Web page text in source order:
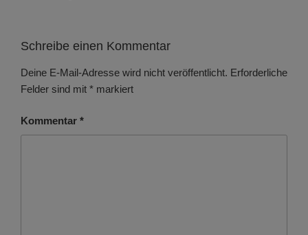
Schreibe einen Kommentar
Deine E-Mail-Adresse wird nicht veröffentlicht. Erforderliche
Felder sind mit * markiert
Kommentar *